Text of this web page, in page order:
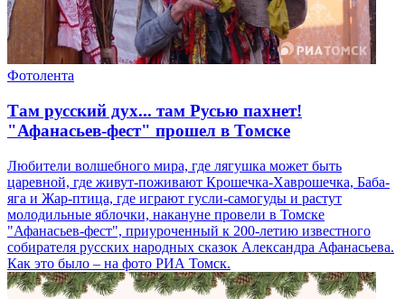
Фотолента
Там русский дух... там Русью пахнет!
"Афанасьев-фест" прошел в Томске
Любители волшебного мира, где лягушка может быть
царевной, где живут-поживают Крошечка-Хаврошечка, Баба-
яга и Жар-птица, где играют гусли-самогуды и растут
молодильные яблочки, накануне провели в Томске
"Афанасьев-фест", приуроченный к 200-летию известного
собирателя русских народных сказок Александра Афанасьева.
Как это было – на фото РИА Томск.